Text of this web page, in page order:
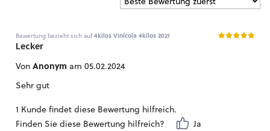
Bewertung bezieht sich auf4kilos Vinícola 4kilos 2021
Lecker
Von Anonym am 05.02.2024
Sehr gut
1 Kunde findet diese Bewertung hilfreich.
Finden Sie diese Bewertung hilfreich?
Ja